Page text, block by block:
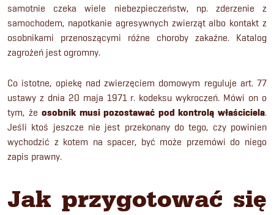
samotnie czeka wiele niebezpieczeństw, np. zderzenie z
samochodem, napotkanie agresywnych zwierząt albo kontakt z
osobnikami przenoszącymi różne choroby zakaźne. Katalog
zagrożeń jest ogromny.
Co istotne, opiekę nad zwierzęciem domowym reguluje art. 77
ustawy z dnia 20 maja 1971 r. kodeksu wykroczeń. Mówi on o
tym, że osobnik musi pozostawać pod kontrolą właściciela.
Jeśli ktoś jeszcze nie jest przekonany do tego, czy powinien
wychodzić z kotem na spacer, być może przemówi do niego
zapis prawny.
Jak przygotować się